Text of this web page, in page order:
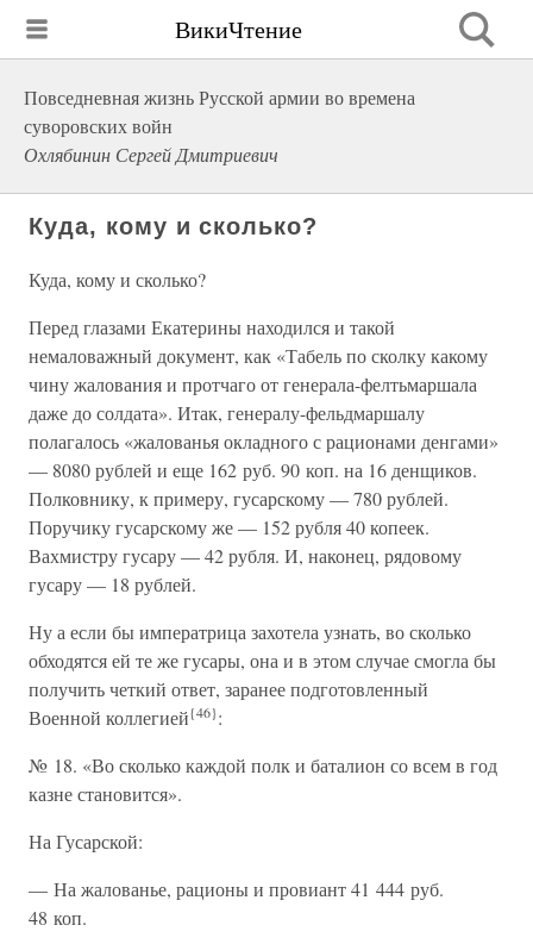
ВикиЧтение
Повседневная жизнь Русской армии во времена
суворовских войн
Охлябинин Сергей Дмитриевич
Куда, кому и сколько?
Куда, кому и сколько?
Перед глазами Екатерины находился и такой
немаловажный документ, как «Табель по сколку какому
чину жалования и протчаго от генерала-фелтьмаршала
даже до солдата». Итак, генералу-фельдмаршалу
полагалось «жалованья окладного с рационами денгами»
— 8080 рублей и еще 162 руб. 90 коп. на 16 денщиков.
Полковнику, к примеру, гусарскому — 780 рублей.
Поручику гусарскому же — 152 рубля 40 копеек.
Вахмистру гусару — 42 рубля. И, наконец, рядовому
гусару — 18 рублей.
Ну а если бы императрица захотела узнать, во сколько
обходятся ей те же гусары, она и в этом случае смогла бы
получить четкий ответ, заранее подготовленный
Военной коллегией{46}:
№ 18. «Во сколько каждой полк и баталион со всем в год
казне становится».
На Гусарской:
— На жалованье, рационы и провиант 41 444 руб.
48 коп.